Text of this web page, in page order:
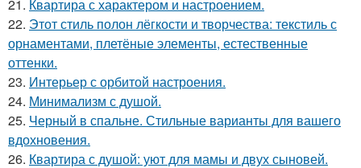
21. Квартира с характером и настроением.
22. Этот стиль полон лёгкости и творчества: текстиль с
орнаментами, плетёные элементы, естественные
оттенки.
23. Интерьер с орбитой настроения.
24. Минимализм с душой.
25. Черный в спальне. Стильные варианты для вашего
вдохновения.
26. Квартира с душой: уют для мамы и двух сыновей.